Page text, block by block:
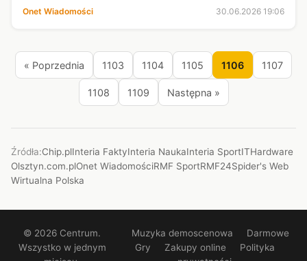
nadanie przez prezydenta Ukrainy jednej z jednostek
Onet Wiadomości 30.06.2026 19:06
« Poprzednia 1103 1104 1105 1106 1107
1108 1109 Następna »
Źródła:Chip.plInteria FaktyInteria NaukaInteria SportITHardware
Olsztyn.com.plOnet WiadomościRMF SportRMF24Spider's Web
Wirtualna Polska
© 2026 Centrum.
Wszystko w jednym
Muzyka demoscenowa
Darmowe
Gry
Zakupy online
Polityka